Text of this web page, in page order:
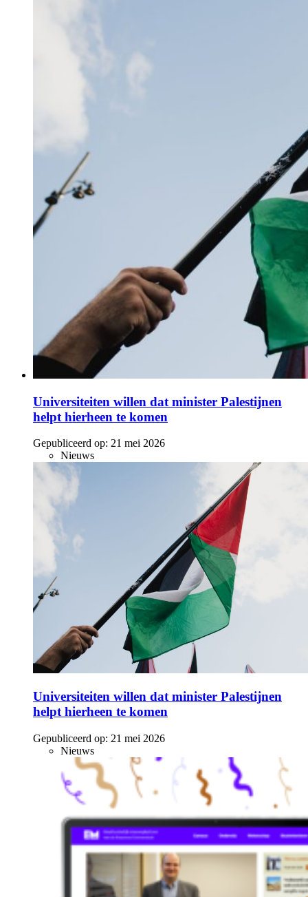
Universiteiten willen dat minister Palestijnen
helpt hierheen te komen
Gepubliceerd op: 21 mei 2026
Nieuws
Universiteiten willen dat minister Palestijnen
helpt hierheen te komen
Gepubliceerd op: 21 mei 2026
Nieuws